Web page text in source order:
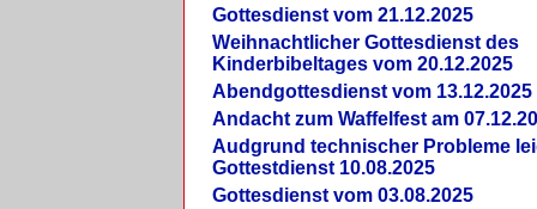
Gottesdienst vom 21.12.2025
Weihnachtlicher Gottesdienst des
Kinderbibeltages vom 20.12.2025
Abendgottesdienst vom 13.12.2025
Andacht zum Waffelfest am
Audgrund technischer Probleme
Gottestdienst 10.08.2025
Gottesdienst vom 03.08.2025